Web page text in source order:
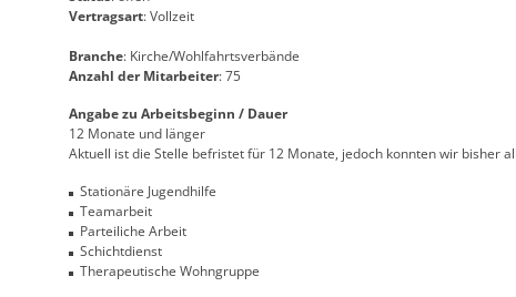
Vertragsart: Vollzeit
Branche: Kirche/Wohlfahrtsverbände
Anzahl der Mitarbeiter: 75
Angabe zu Arbeitsbeginn / Dauer
12 Monate und länger
Aktuell ist die Stelle befristet für 12 Monate, jedoch konnten wir bisher
Stationäre Jugendhilfe
Teamarbeit
Parteiliche Arbeit
Schichtdienst
Therapeutische Wohngruppe